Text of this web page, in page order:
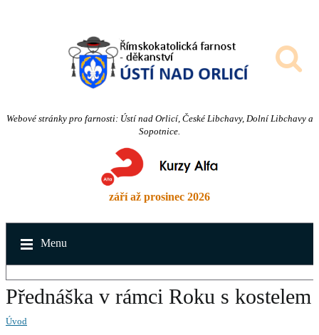
Webové stránky pro farnosti: Ústí nad Orlicí, České Libchavy, Dolní Libchavy a
Sopotnice.
září až prosinec 2026
Menu
Přednáška v rámci Roku s kostelem
Úvod